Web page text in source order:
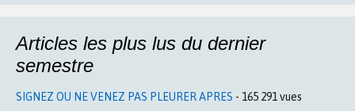
Articles les plus lus du dernier
semestre
SIGNEZ OU NE VENEZ PAS PLEURER APRES - 165 291 vues